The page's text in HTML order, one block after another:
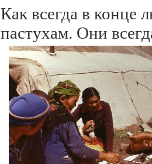
Как всегда в конце
пастухам. Они